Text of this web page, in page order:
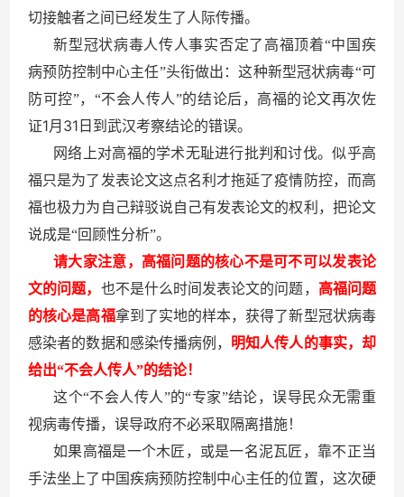
切接触者之间已经发生了人际传播。
新型冠状病毒人传人事实否定了高福顶着“中国疾
病预防控制中心主任”头衔做出：这种新型冠状病毒“可
防可控”，“不会人传人”的结论后，高福的论文再次佐
证1月 31 日到武汉考察结论的错误。
网络上对高福的学术无耻进行批判和讨伐。似乎高
福只是为了发表论文这点名利才拖延了疫情防控，而高
福也极力为自己辩驳说自己有发表论文的权利，把论文
说成是“回顾性分析”。
请大家注意，高福问题的核心不是可不可以发表论
文的问题， 也不是什么时间发表论文的问题， 高福问题
的核心是高福拿到了实地的样本，获得了新型冠状病毒
感染者的数据和感染传播病例， 明知人传人的事实，却
给出“不会人传人”的结论！
这个“不会人传人”的“专家”结论，误导民众无需重
视病毒传播，误导政府不必采取隔离措施！
如果高福是一个木匠，或是一名泥瓦匠，靠不正当
手法坐上了中国疾病预防控制中心主任的位置，这次硬